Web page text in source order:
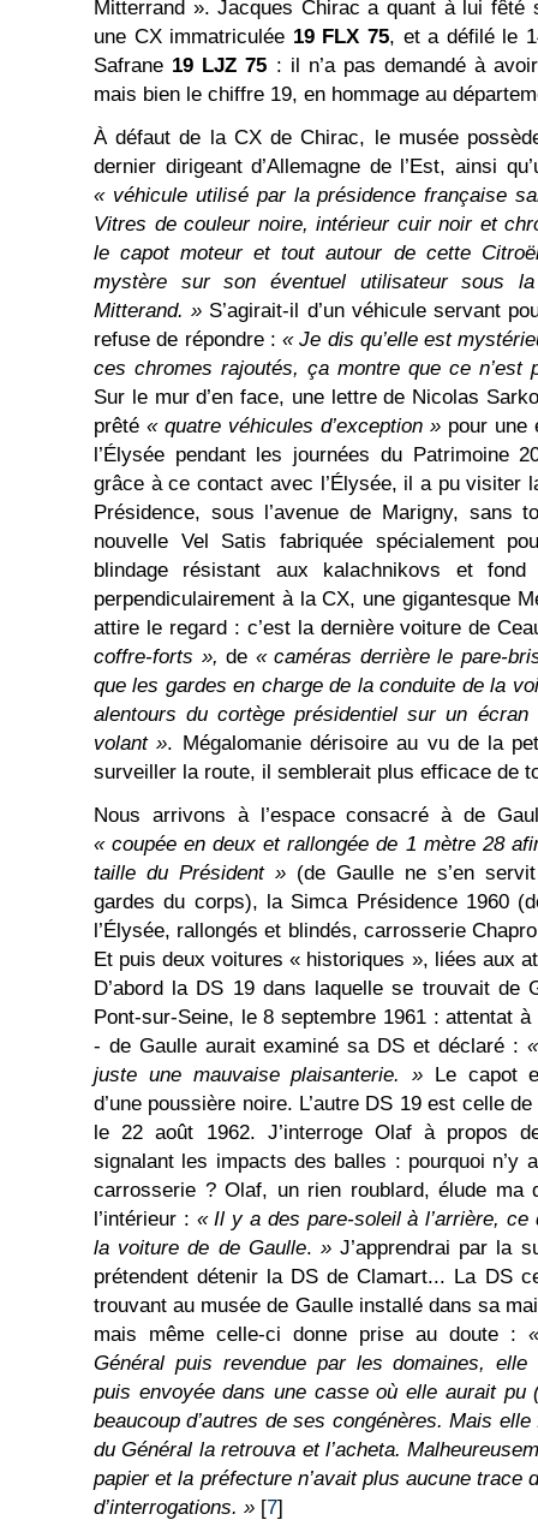
Mitterrand ». Jacques Chirac a quant à lui fêté
une CX immatriculée 19 FLX 75, et a défilé le
Safrane 19 LJZ 75 : il n’a pas demandé à
mais bien le chiffre 19, en hommage au
À défaut de la CX de Chirac, le musée
dernier dirigeant d’Allemagne de l’Est, ainsi
« véhicule utilisé par la présidence française
Vitres de couleur noire, intérieur cuir noir et
le capot moteur et tout autour de cette
mystère sur son éventuel utilisateur sous
Mitterand. » S’agirait-il d’un véhicule servant
refuse de répondre : « Je dis qu’elle est
ces chromes rajoutés, ça montre que ce n’est
Sur le mur d’en face, une lettre de Nicolas
prêté « quatre véhicules d’exception » pour une
l’Élysée pendant les journées du Patrimoine
grâce à ce contact avec l’Élysée, il a pu visiter
Présidence, sous l’avenue de Marigny, sans
nouvelle Vel Satis fabriquée spécialement
blindage résistant aux kalachnikovs et fond
perpendiculairement à la CX, une gigantesque
attire le regard : c’est la dernière voiture de
coffre-forts », de « caméras derrière le pare-
que les gardes en charge de la conduite de la
alentours du cortège présidentiel sur un
volant ». Mégalomanie dérisoire au vu de la
surveiller la route, il semblerait plus efficace de
Nous arrivons à l’espace consacré à de
« coupée en deux et rallongée de 1 mètre 28
taille du Président » (de Gaulle ne s’en
gardes du corps), la Simca Présidence 1960
l’Élysée, rallongés et blindés, carrosserie
Et puis deux voitures « historiques », liées aux
D’abord la DS 19 dans laquelle se trouvait de
Pont-sur-Seine, le 8 septembre 1961 : attentat à
- de Gaulle aurait examiné sa DS et déclaré :
juste une mauvaise plaisanterie. » Le capot
d’une poussière noire. L’autre DS 19 est celle
le 22 août 1962. J’interroge Olaf à propos
signalant les impacts des balles : pourquoi n’y
carrosserie ? Olaf, un rien roublard, élude ma
l’intérieur : « Il y a des pare-soleil à l’arrière, ce
la voiture de de Gaulle. »J’apprendrai par la
prétendent détenir la DS de Clamart... La DS
trouvant au musée de Gaulle installé dans sa
mais même celle-ci donne prise au doute :
Général puis revendue par les domaines, elle
puis envoyée dans une casse où elle aurait pu
beaucoup d’autres de ses congénères. Mais
du Général la retrouva et l’acheta.
papier et la préfecture n’avait plus aucune trace
d’interrogations. » [7]